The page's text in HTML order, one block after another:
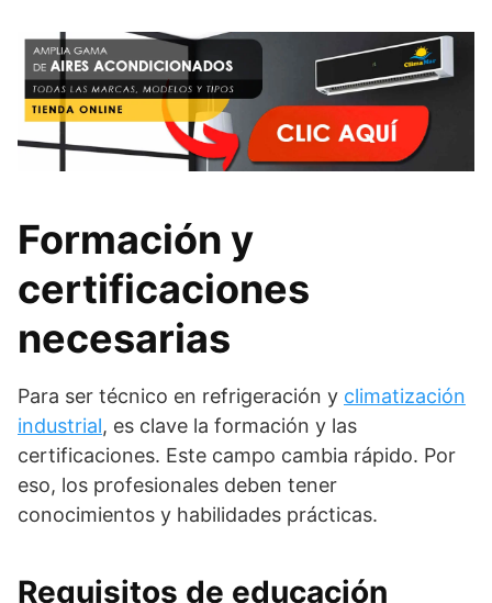
Formación y
certificaciones
necesarias
Para ser técnico en refrigeración y climatización
industrial, es clave la formación y las
certificaciones. Este campo cambia rápido. Por
eso, los profesionales deben tener
conocimientos y habilidades prácticas.
Requisitos de educación